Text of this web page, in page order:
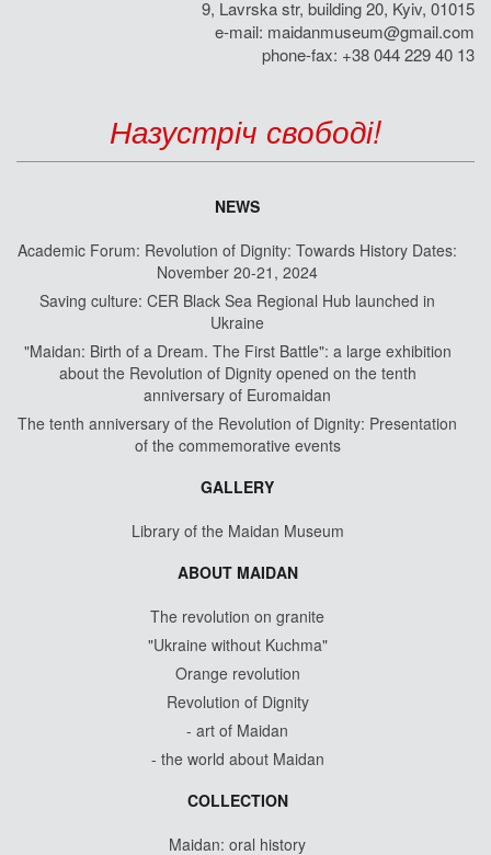
9, Lavrska str, building 20, Kyiv, 01015
e-mail: maidanmuseum@gmail.com
phone-fax: +38 044 229 40 13
Назустріч свободі!
NEWS
Academic Forum: Revolution of Dignity: Towards History Dates:
November 20-21, 2024
Saving culture: CER Black Sea Regional Hub launched in
Ukraine
"Maidan: Birth of a Dream. The First Battle": a large exhibition
about the Revolution of Dignity opened on the tenth
anniversary of Euromaidan
The tenth anniversary of the Revolution of Dignity: Presentation
of the commemorative events
GALLERY
Library of the Maidan Museum
ABOUT MAIDAN
The revolution on granite
"Ukraine without Kuchma"
Orange revolution
Revolution of Dignity
- art of Maidan
- the world about Maidan
COLLECTION
Maidan: oral history